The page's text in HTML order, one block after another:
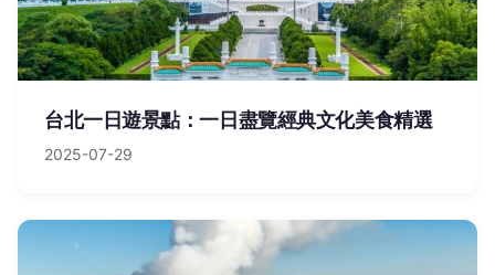
台北一日遊景點：一日盡覽經典文化美食精選
2025-07-29